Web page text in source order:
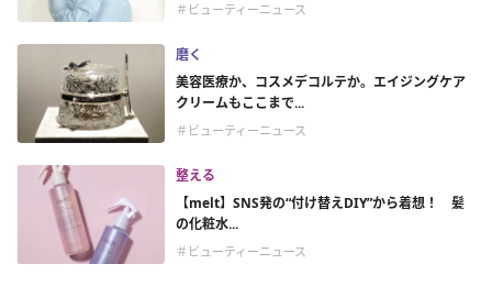
＃ビューティーニュース
磨く
美容医療か、コスメデコルテか。エイジングケア
クリームもここまで...
＃ビューティーニュース
整える
【melt】SNS発の“付け替えDIY”から着想！ 髪
の化粧水...
＃ビューティーニュース